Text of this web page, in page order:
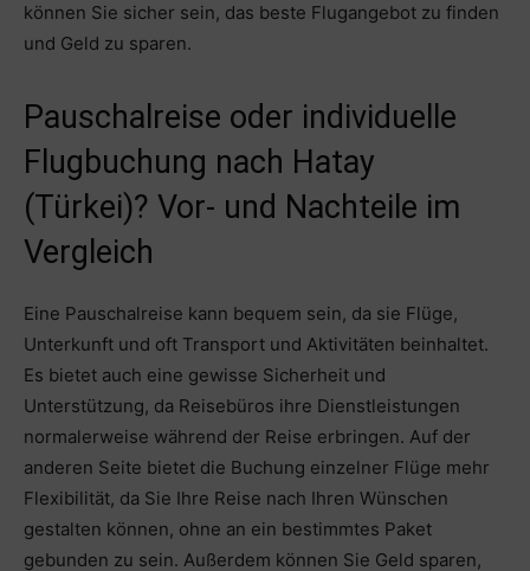
können Sie sicher sein, das beste Flugangebot zu finden
und Geld zu sparen.
Pauschalreise oder individuelle
Flugbuchung nach Hatay
(Türkei)? Vor- und Nachteile im
Vergleich
Eine Pauschalreise kann bequem sein, da sie Flüge,
Unterkunft und oft Transport und Aktivitäten beinhaltet.
Es bietet auch eine gewisse Sicherheit und
Unterstützung, da Reisebüros ihre Dienstleistungen
normalerweise während der Reise erbringen. Auf der
anderen Seite bietet die Buchung einzelner Flüge mehr
Flexibilität, da Sie Ihre Reise nach Ihren Wünschen
gestalten können, ohne an ein bestimmtes Paket
gebunden zu sein. Außerdem können Sie Geld sparen,